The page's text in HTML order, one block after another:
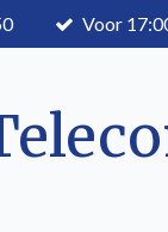
Voor